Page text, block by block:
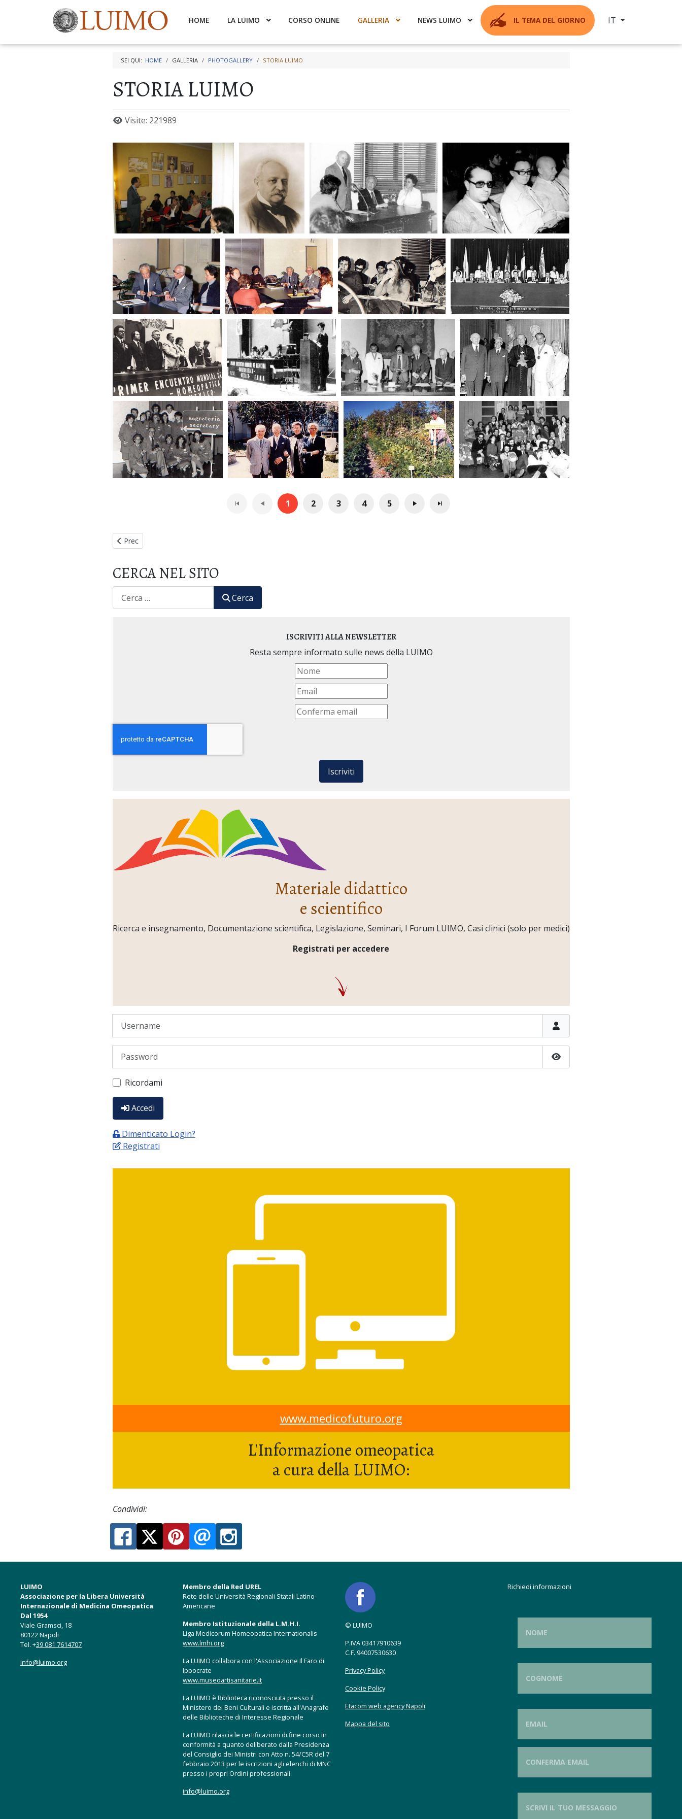
HOME LA LUIMO CORSO ONLINE GALLERIA NEWS LUIMO IL TEMA DEL GIORNO Seleziona la tua
IT
SEI QUI: HOME GALLERIA PHOTOGALLERY STORIA LUIMO
STORIA LUIMO
Visite: 221989
1 2 3 4 5
Articolo precedente: XXVIII Seminario Internazionale di Medicina Omeopatica
Prec
CERCA NEL SITO
Cerca
ISCRIVITI ALLA NEWSLETTER
Resta sempre informato sulle news della LUIMO
Iscriviti
Materiale didattico
e scientifico
Ricerca e insegnamento, Documentazione scientifica, Legislazione, Seminari, I Forum LUIMO, Casi clinici (solo per medici)
Registrati per accedere
Username
Password
Show Password
Ricordami
Accedi
Dimenticato Login?
Registrati
www.medicofuturo.org
L'Informazione omeopatica
a cura della LUIMO:
Condividi:
LUIMO
Associazione per la Libera Università
Internazionale di Medicina Omeopatica
Dal 1954
Viale Gramsci, 18
80122 Napoli
Tel. +39 081 7614707
info@luimo.org
Membro della Red UREL
Rete delle Università Regionali Statali Latino-
Americane
Membro Istituzionale della L.M.H.I.
Liga Medicorum Homeopatica Internationalis
www.lmhi.org
La LUIMO collabora con l'Associazione Il Faro di
Ippocrate
www.museoartisanitarie.it
La LUIMO è Biblioteca riconosciuta presso il
Ministero dei Beni Culturali e iscritta all'Anagrafe
delle Biblioteche di Interesse Regionale
La LUIMO rilascia le certificazioni di fine corso in
conformità a quanto deliberato dalla Presidenza
del Consiglio dei Ministri con Atto n. 54/C5R del 7
febbraio 2013 per le iscrizioni agli elenchi di MNC
presso i propri Ordini professionali.
info@luimo.org
© LUIMO
P.IVA 03417910639
C.F. 94007530630
Privacy Policy
Cookie Policy
Etacom web agency Napoli
Mappa del sito
Richiedi informazioni